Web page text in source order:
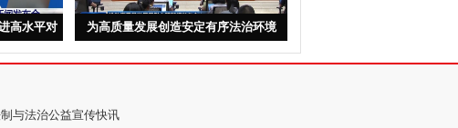
高水平对
为高质量发展创造安定有序法治环境
与法治公益宣传快讯